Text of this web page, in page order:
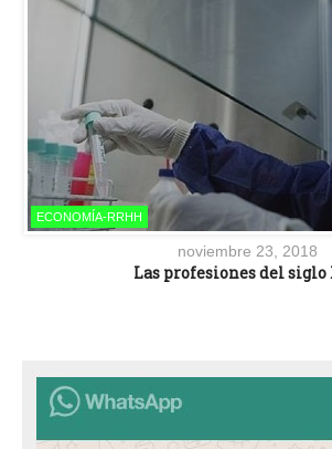
ECONOMÍA-RRHH
noviembre 23, 2018
Las profesiones del siglo